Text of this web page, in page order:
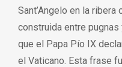
Sant’Angelo en la
construida entre
que el Papa Pío IX
el Vaticano. Esta frase